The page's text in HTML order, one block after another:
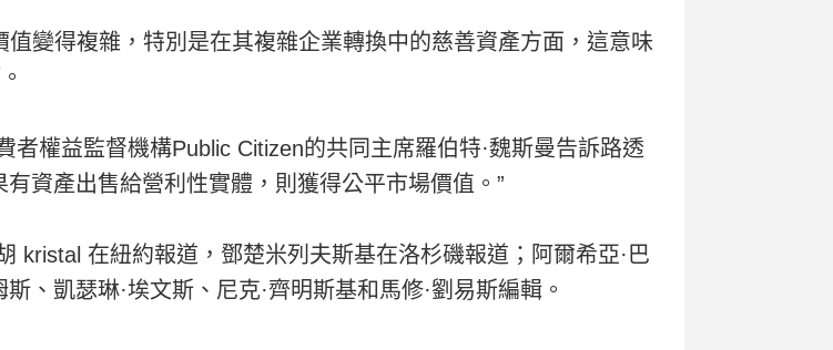
變得複雜，特別是在其複雜企業轉換中的慈善資產方面，這意味
者權益監督機構Public Citizen的共同主席羅伯特·魏斯曼告訴路透
資產出售給營利性實體，則獲得公平市場價值。”
kristal 在紐約報道，鄧楚米列夫斯基在洛杉磯報道；阿爾希亞·巴
、凱瑟琳·埃文斯、尼克·齊明斯基和馬修·劉易斯編輯。